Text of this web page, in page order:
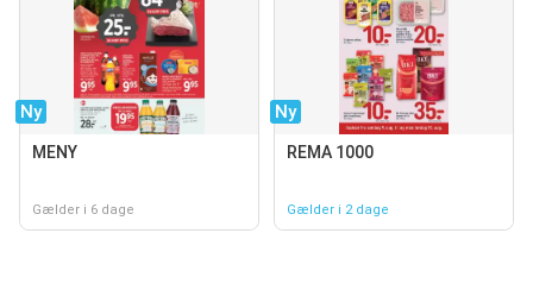
Ny
MENY
Gælder i 6 dage
Ny
REMA 1000
Gælder i 2 dage